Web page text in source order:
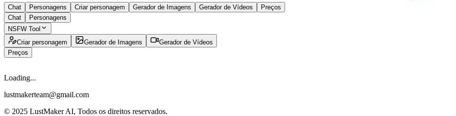
Chat Personagens Criar personagem Gerador de Imagens Gerador de Vídeos
Preços
Chat
Personagens
NSFW Tool
Criar personagem
Gerador de Imagens
Gerador de Vídeos
Preços
Loading...
lustmakerteam@gmail.com
© 2025 LustMaker AI, Todos os direitos reservados.